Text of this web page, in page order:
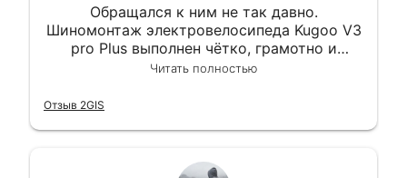
Обращался к ним не так давно.
Шиномонтаж электровелосипеда Kugoo V3
pro Plus выполнен чётко, грамотно и
квалифицированно. Всё сделано
Читать полностью
Отзыв 2GIS